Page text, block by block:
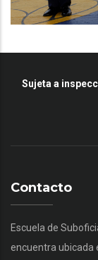
Sujeta a
Contacto
Escuela de
encuentra ubicada